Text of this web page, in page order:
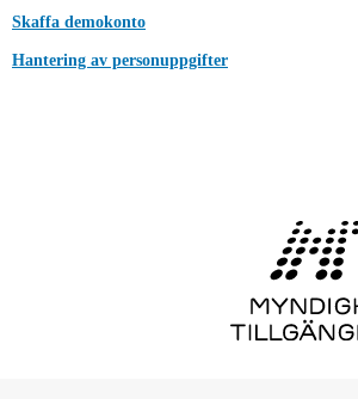
Skaffa demokonto
Hantering av personuppgifter